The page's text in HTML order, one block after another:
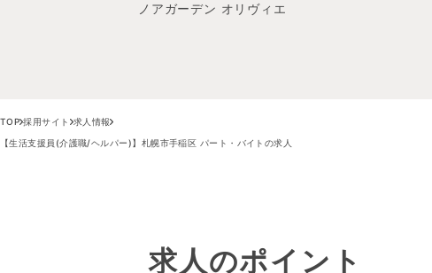
ノアガーデン オリヴィエ
TOP 採用サイト 求人情報
【生活支援員(介護職/ヘルパー)】札幌市手稲区 パート・バイトの求人
求人のポイント